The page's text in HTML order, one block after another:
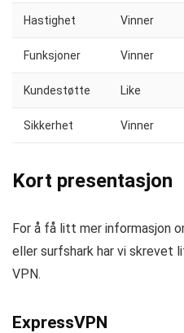
Hastighet Vinner
Funksjoner Vinner
Kundestøtte Like
Sikkerhet Vinner
Kort presentasjon
For å få litt mer informasjon
eller surfshark har vi skrevet
VPN.
ExpressVPN